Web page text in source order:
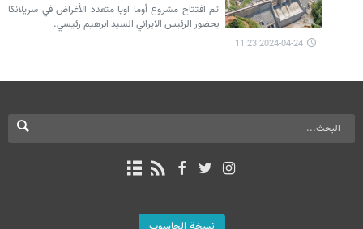
تم افتتاح مشروع أوما اويا متعدد الأغراض في سريلانكا
بحضور الرئيس الايراني السيد ابرهيم رئيسي.
2024-04-24 11:23